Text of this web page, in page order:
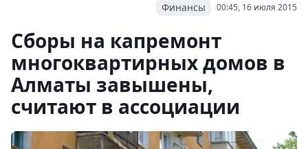
00:45, 16 июля 2015
Финансы
Сборы на капремонт
многоквартирных домов в
Алматы завышены,
считают в ассоциации